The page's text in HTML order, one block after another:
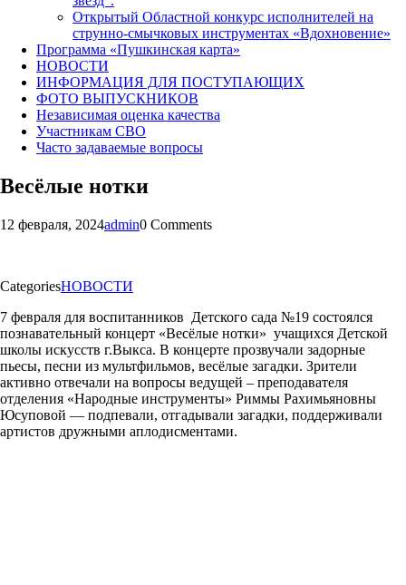
Открытый Областной конкурс исполнителей на
струнно-смычковых инструментах «Вдохновение»
Программа «Пушкинская карта»
НОВОСТИ
ИНФОРМАЦИЯ ДЛЯ ПОСТУПАЮЩИХ
ФОТО ВЫПУСКНИКОВ
Независимая оценка качества
Участникам СВО
Часто задаваемые вопросы
Весёлые нотки
12 февраля, 2024admin0 Comments
CategoriesНОВОСТИ
7 февраля для воспитанников Детского сада №19 состоялся
познавательный концерт «Весёлые нотки» учащихся Детской
школы искусств г.Выкса. В концерте прозвучали задорные
пьесы, песни из мультфильмов, весёлые загадки. Зрители
активно отвечали на вопросы ведущей – преподавателя
отделения «Народные инструменты» Риммы Рахимьяновны
Юсуповой — подпевали, отгадывали загадки, поддерживали
артистов дружными аплодисментами.